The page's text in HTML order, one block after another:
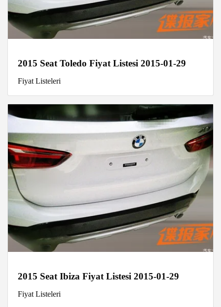
2015 Seat Toledo Fiyat Listesi 2015-01-29
Fiyat Listeleri
2015 Seat Ibiza Fiyat Listesi 2015-01-29
Fiyat Listeleri